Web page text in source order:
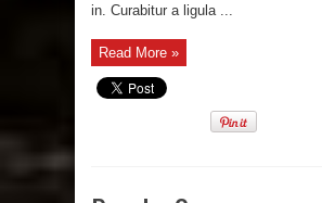
in. Curabitur a ligula ...
Read More »